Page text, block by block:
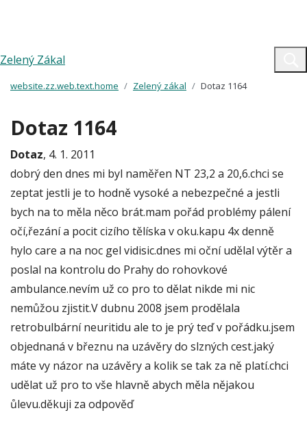
Zelený Zákal
website.zz.web.text.home Zelený zákal Dotaz 1164
Dotaz 1164
Dotaz, 4. 1. 2011
dobrý den dnes mi byl naměřen NT 23,2 a 20,6.chci se
zeptat jestli je to hodně vysoké a nebezpečné a jestli
bych na to měla něco brát.mam pořád problémy pálení
očí,řezání a pocit cizího tělíska v oku.kapu 4x denně
hylo care a na noc gel vidisic.dnes mi oční udělal výtěr a
poslal na kontrolu do Prahy do rohovkové
ambulance.nevím už co pro to dělat nikde mi nic
nemůžou zjistit.V dubnu 2008 jsem prodělala
retrobulbární neuritidu ale to je prý teď v pořádku.jsem
objednaná v březnu na uzávěry do slzných cest.jaký
máte vy názor na uzávěry a kolik se tak za ně platí.chci
udělat už pro to vše hlavně abych měla nějakou
ůlevu.děkuji za odpověď